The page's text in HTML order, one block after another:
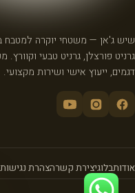
שיש ג'אן — משטחי יוקרה למטבח
דגמים, ייעוץ אישי ושירות מקצועי.
אודותבלוגיצירת קשרהצהרת נגישות